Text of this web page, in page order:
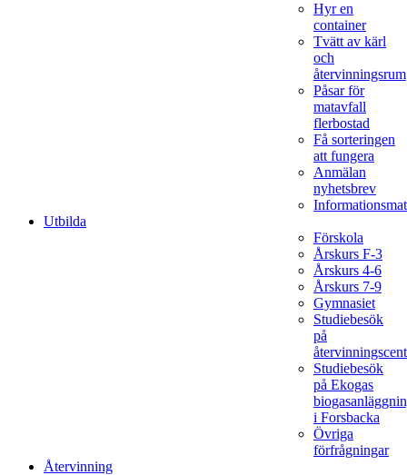
Hyr en
container
Tvätt av kärl
och
återvinningsrum
Påsar för
matavfall
flerbostad
Få sorteringen
att fungera
Anmälan
nyhetsbrev
Utbilda
Förskola
Årskurs F-3
Årskurs 4-6
Årskurs 7-9
Gymnasiet
Studiebesök
på
Studiebesök
på Ekogas
i Forsbacka
Övriga
förfrågningar
Återvinning